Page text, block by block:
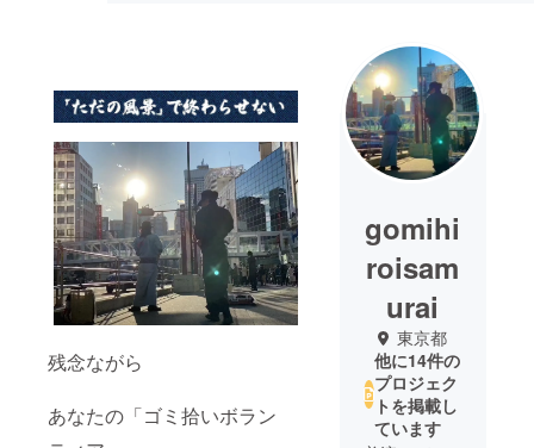
残念ながら
あなたの「ゴミ拾いボラン
gomihi
roisam
urai
東京都
他に14件の
プロジェク
トを掲載し
ています